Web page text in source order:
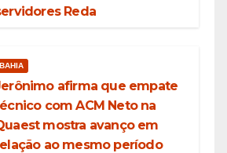
Reda
BAHIA
afirma que empate
com ACM Neto na
mostra avanço em
ao mesmo período